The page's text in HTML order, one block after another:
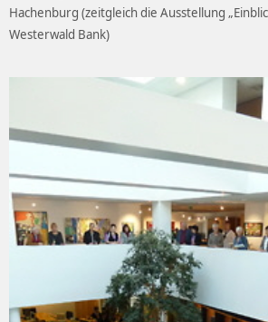
Hachenburg (zeitgleich die Ausstellung
Westerwald Bank)